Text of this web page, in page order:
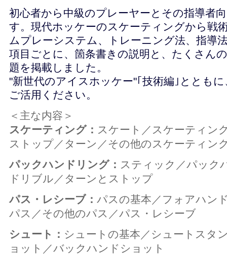
初心者から中級のプレーヤーとその指導者
す。現代ホッケーのスケーティングから戦
ムプレーシステム、トレーニング法、指導
項目ごとに、箇条書きの説明と、たくさん
題を掲載しました。
"新世代のアイスホッケー"｢技術編｣ととも
ご活用ください。
＜主な内容＞
スケーティング： スケート／スケーティン
ストップ／ターン／その他のスケーティン
パックハンドリング： スティック／パック
ドリブル／ターンとストップ
パス・レシーブ： パスの基本／フォアハン
パス／その他のパス／パス・レシーブ
シュート： シュートの基本／シュートスタ
ョット／バックハンドショット